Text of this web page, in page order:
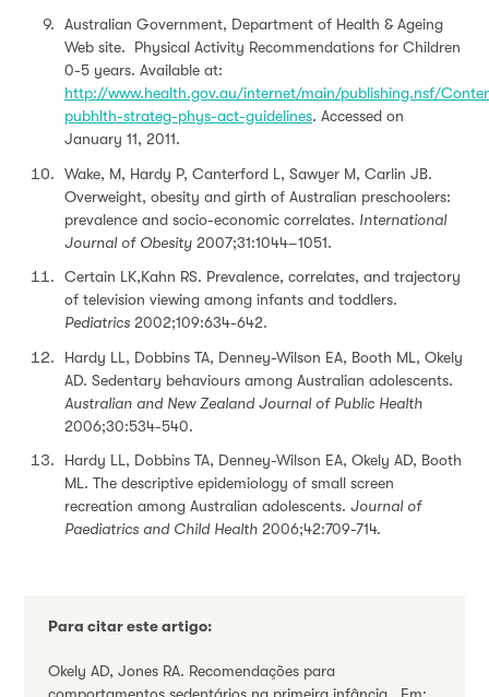
Australian Government, Department of Health & Ageing
Web site. Physical Activity Recommendations for Children
0-5 years. Available at:
http://www.health.gov.au/internet/main/publishing.nsf/
pubhlth-strateg-phys-act-guidelines. Accessed on
January 11, 2011.
Wake, M, Hardy P, Canterford L, Sawyer M, Carlin JB.
Overweight, obesity and girth of Australian preschoolers:
prevalence and socio-economic correlates. International
Journal of Obesity 2007;31:1044–1051.
Certain LK,Kahn RS. Prevalence, correlates, and trajectory
of television viewing among infants and toddlers.
Pediatrics 2002;109:634-642.
Hardy LL, Dobbins TA, Denney-Wilson EA, Booth ML, Okely
AD. Sedentary behaviours among Australian adolescents.
Australian and New Zealand Journal of Public Health
2006;30:534-540.
Hardy LL, Dobbins TA, Denney-Wilson EA, Okely AD, Booth
ML. The descriptive epidemiology of small screen
recreation among Australian adolescents. Journal of
Paediatrics and Child Health 2006;42:709-714.
Para citar este artigo:
Okely AD, Jones RA. Recomendações para